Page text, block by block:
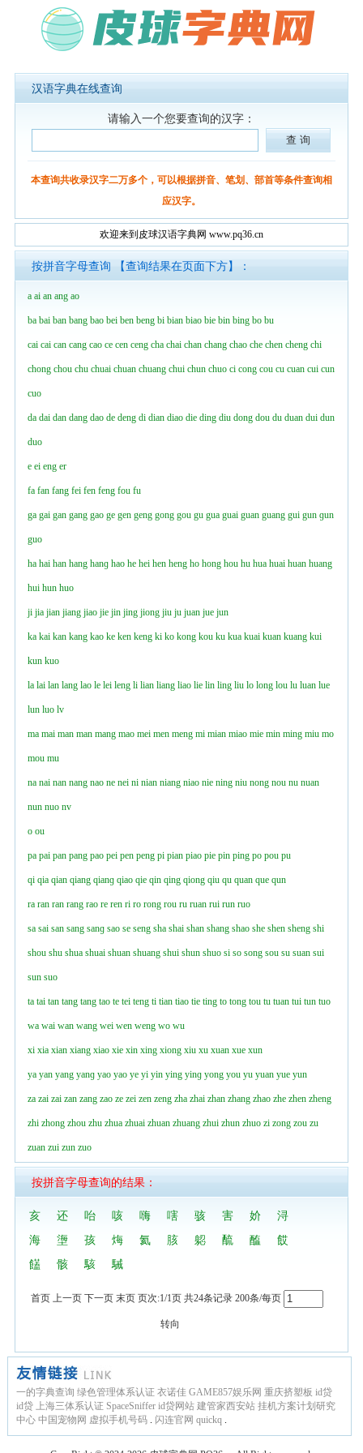
汉语字典在线查询
请输入一个您要查询的汉字：
本查询共收录汉字二万多个，可以根据拼音、笔划、部首等条件查询相
应汉字。
欢迎来到皮球汉语字典网 www.pq36.cn
按拼音字母查询 【查询结果在页面下方】：
a ai an ang ao
ba bai ban bang bao bei ben beng bi bian biao bie bin bing bo bu
cai cai can cang cao ce cen ceng cha chai chan chang chao che chen cheng chi
chong chou chu chuai chuan chuang chui chun chuo ci cong cou cu cuan cui cun
cuo
da dai dan dang dao de deng di dian diao die ding diu dong dou du duan dui dun
duo
e ei eng er
fa fan fang fei fen feng fou fu
ga gai gan gang gao ge gen geng gong gou gu gua guai guan guang gui gun ɡun
guo
ha hai han hang hanɡ hao he hei hen heng ho hong hou hu hua huai huan huang
hui hun huo
ji jia jian jiang jiao jie jin jing jiong jiu ju juan jue jun
ka kai kan kang kao ke ken keng ki ko kong kou ku kua kuai kuan kuang kui
kun kuo
la lai lan lang lao le lei leng li lian liang liao lie lin ling liu lo long lou lu luan lue
lun luo lv
ma mai man man mang mao mei men meng mi mian miao mie min ming miu mo
mou mu
na nai nan nang nao ne nei ni nian niang niao nie ning niu nong nou nu nuan
nun nuo nv
o ou
pa pai pan pang pao pei pen peng pi pian piao pie pin ping po pou pu
qi qia qian qiang qianɡ qiao qie qin qing qiong qiu qu quan que qun
ra ran ran rang rao re ren ri ro rong rou ru ruan rui run ruo
sa sai san sang sanɡ sao se seng sha shai shan shang shao she shen sheng shi
shou shu shua shuai shuan shuang shui shun shuo si so song sou su suan sui
sun suo
ta tai tan tang tang tao te tei teng ti tian tiao tie ting to tong tou tu tuan tui tun tuo
wa wai wan wang wei wen weng wo wu
xi xia xian xiang xiao xie xin xing xiong xiu xu xuan xue xun
ya yan yang yanɡ yao yao ye yi yin ying yinɡ yong you yu yuan yue yun
za zai zai zan zang zao ze zei zen zeng zha zhai zhan zhang zhao zhe zhen zheng
zhi zhong zhou zhu zhua zhuai zhuan zhuang zhui zhun zhuo zi zong zou zu
zuan zui zun zuo
按拼音字母查询的结果：
亥 还 咍 咳 嗨 嗐 骇 害 妎
浔
海
塰 孩 烸 氦 胲 躵 酼 醢
餀
饚
骸 駭 駴
首页 上一页 下一页 末页 页次:1/1页 共24条记录 200条/每页
转向
一的字典查询 绿色管理体系认证 衣诺佳 GAME857娱乐网 重庆挤塑板 id贷
id贷 上海三体系认证 SpaceSniffer id贷网站 建管家西安站 挂机方案计划研究
中心 中国宠物网 虚拟手机号码 . 闪连官网 quickq .